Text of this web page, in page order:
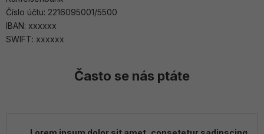
Číslo účtu: 2216095001/5500
IBAN: xxxxxx
SWIFT: xxxxxx
Často se nás ptáte